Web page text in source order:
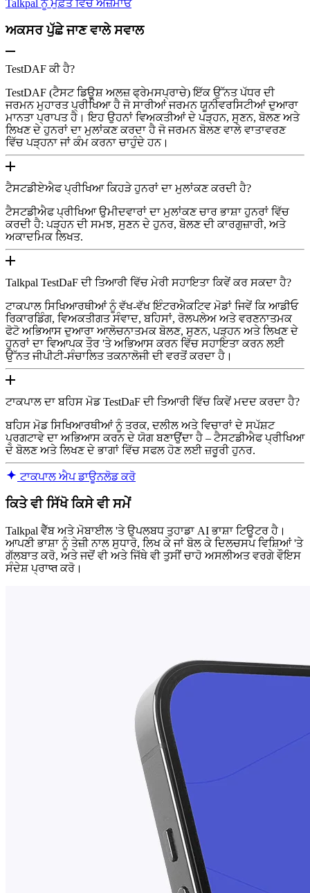
Talkpal ਨੂੰ ਮੁਫ਼ਤ ਵਿੱਚ ਅਜ਼ਮਾਓ
ਅਕਸਰ ਪੁੱਛੇ ਜਾਣ ਵਾਲੇ ਸਵਾਲ
TestDAF ਕੀ ਹੈ?
TestDAF (ਟੈਸਟ ਡਿਊਸ਼ ਅਲਜ਼ ਫ੍ਰੇਮਸਪ੍ਰਾਚੇ) ਇੱਕ ਉੱਨਤ ਪੱਧਰ ਦੀ
ਜਰਮਨ ਮੁਹਾਰਤ ਪ੍ਰੀਖਿਆ ਹੈ ਜੋ ਸਾਰੀਆਂ ਜਰਮਨ ਯੂਨੀਵਰਸਿਟੀਆਂ ਦੁਆਰਾ
ਮਾਨਤਾ ਪ੍ਰਾਪਤ ਹੈ। ਇਹ ਉਹਨਾਂ ਵਿਅਕਤੀਆਂ ਦੇ ਪੜ੍ਹਨ, ਸੁਣਨ, ਬੋਲਣ ਅਤੇ
ਲਿਖਣ ਦੇ ਹੁਨਰਾਂ ਦਾ ਮੁਲਾਂਕਣ ਕਰਦਾ ਹੈ ਜੋ ਜਰਮਨ ਬੋਲਣ ਵਾਲੇ ਵਾਤਾਵਰਣ
ਵਿੱਚ ਪੜ੍ਹਨਾ ਜਾਂ ਕੰਮ ਕਰਨਾ ਚਾਹੁੰਦੇ ਹਨ।
ਟੈਸਟਡੀਏਐਫ ਪ੍ਰੀਖਿਆ ਕਿਹੜੇ ਹੁਨਰਾਂ ਦਾ ਮੁਲਾਂਕਣ ਕਰਦੀ ਹੈ?
ਟੈਸਟਡੀਐਫ ਪ੍ਰੀਖਿਆ ਉਮੀਦਵਾਰਾਂ ਦਾ ਮੁਲਾਂਕਣ ਚਾਰ ਭਾਸ਼ਾ ਹੁਨਰਾਂ ਵਿੱਚ
ਕਰਦੀ ਹੈ: ਪੜ੍ਹਨ ਦੀ ਸਮਝ, ਸੁਣਨ ਦੇ ਹੁਨਰ, ਬੋਲਣ ਦੀ ਕਾਰਗੁਜ਼ਾਰੀ, ਅਤੇ
ਅਕਾਦਮਿਕ ਲਿਖਤ.
Talkpal TestDaF ਦੀ ਤਿਆਰੀ ਵਿੱਚ ਮੇਰੀ ਸਹਾਇਤਾ ਕਿਵੇਂ ਕਰ ਸਕਦਾ ਹੈ?
ਟਾਕਪਾਲ ਸਿਖਿਆਰਥੀਆਂ ਨੂੰ ਵੱਖ-ਵੱਖ ਇੰਟਰਐਕਟਿਵ ਮੋਡਾਂ ਜਿਵੇਂ ਕਿ ਆਡੀਓ
ਰਿਕਾਰਡਿੰਗ, ਵਿਅਕਤੀਗਤ ਸੰਵਾਦ, ਬਹਿਸਾਂ, ਰੋਲਪਲੇਅ ਅਤੇ ਵਰਣਨਾਤਮਕ
ਫੋਟੋ ਅਭਿਆਸ ਦੁਆਰਾ ਆਲੋਚਨਾਤਮਕ ਬੋਲਣ, ਸੁਣਨ, ਪੜ੍ਹਨ ਅਤੇ ਲਿਖਣ ਦੇ
ਹੁਨਰਾਂ ਦਾ ਵਿਆਪਕ ਤੌਰ 'ਤੇ ਅਭਿਆਸ ਕਰਨ ਵਿੱਚ ਸਹਾਇਤਾ ਕਰਨ ਲਈ
ਉੱਨਤ ਜੀਪੀਟੀ-ਸੰਚਾਲਿਤ ਤਕਨਾਲੋਜੀ ਦੀ ਵਰਤੋਂ ਕਰਦਾ ਹੈ।
ਟਾਕਪਾਲ ਦਾ ਬਹਿਸ ਮੋਡ TestDaF ਦੀ ਤਿਆਰੀ ਵਿੱਚ ਕਿਵੇਂ ਮਦਦ ਕਰਦਾ ਹੈ?
ਬਹਿਸ ਮੋਡ ਸਿਖਿਆਰਥੀਆਂ ਨੂੰ ਤਰਕ, ਦਲੀਲ ਅਤੇ ਵਿਚਾਰਾਂ ਦੇ ਸਪੱਸ਼ਟ
ਪ੍ਰਗਟਾਵੇ ਦਾ ਅਭਿਆਸ ਕਰਨ ਦੇ ਯੋਗ ਬਣਾਉਂਦਾ ਹੈ – ਟੈਸਟਡੀਐਫ ਪ੍ਰੀਖਿਆ
ਦੇ ਬੋਲਣ ਅਤੇ ਲਿਖਣ ਦੇ ਭਾਗਾਂ ਵਿੱਚ ਸਫਲ ਹੋਣ ਲਈ ਜ਼ਰੂਰੀ ਹੁਨਰ.
ਟਾਕਪਾਲ ਐਪ ਡਾਊਨਲੋਡ ਕਰੋ
ਕਿਤੇ ਵੀ ਸਿੱਖੋ ਕਿਸੇ ਵੀ ਸਮੇਂ
Talkpal ਵੈੱਬ ਅਤੇ ਮੋਬਾਈਲ 'ਤੇ ਉਪਲਬਧ ਤੁਹਾਡਾ AI ਭਾਸ਼ਾ ਟਿਊਟਰ ਹੈ।
ਆਪਣੀ ਭਾਸ਼ਾ ਨੂੰ ਤੇਜ਼ੀ ਨਾਲ ਸੁਧਾਰੋ, ਲਿਖ ਕੇ ਜਾਂ ਬੋਲ ਕੇ ਦਿਲਚਸਪ ਵਿਸ਼ਿਆਂ 'ਤੇ
ਗੱਲਬਾਤ ਕਰੋ, ਅਤੇ ਜਦੋਂ ਵੀ ਅਤੇ ਜਿੱਥੇ ਵੀ ਤੁਸੀਂ ਚਾਹੋ ਅਸਲੀਅਤ ਵਰਗੇ ਵੌਇਸ
ਸੰਦੇਸ਼ ਪ੍ਰਾप्त ਕਰੋ।